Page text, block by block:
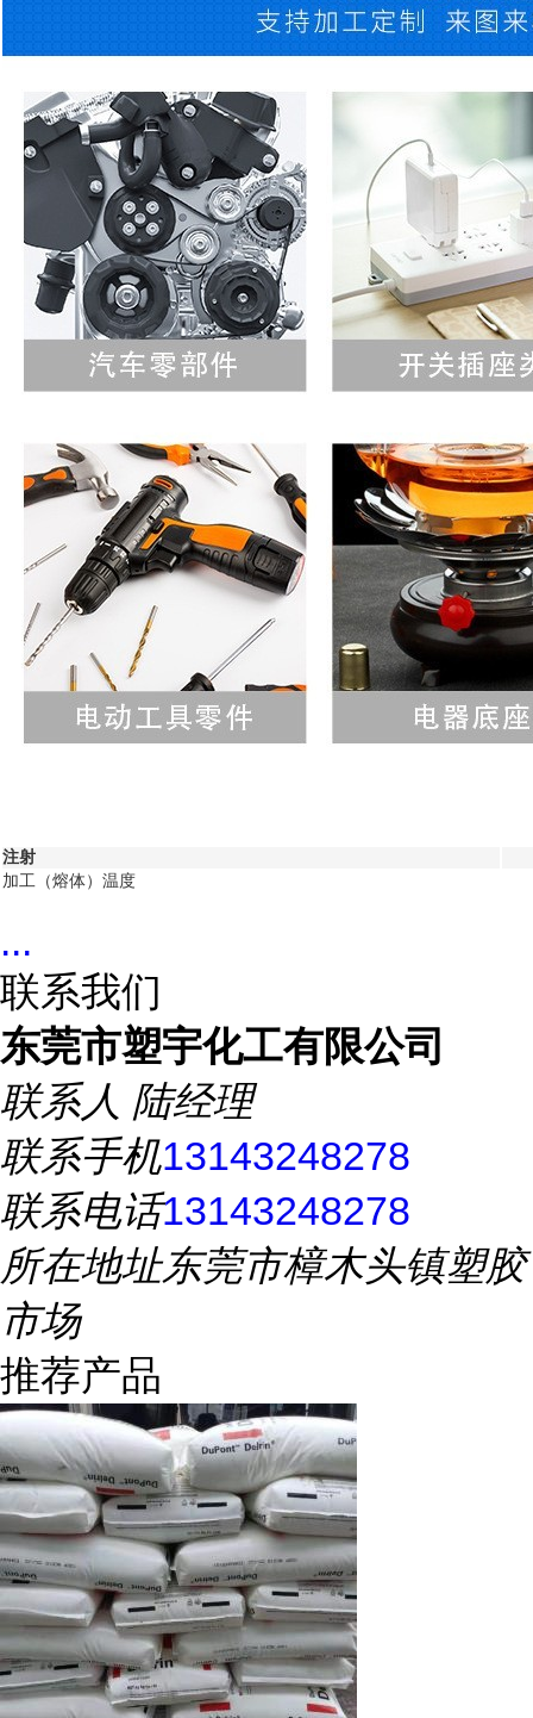
注射
加工（熔体）温度
...
联系我们
东莞市塑宇化工有限公司
联系人 陆经理
联系手机13143248278
联系电话13143248278
所在地址东莞市樟木头镇塑胶
市场
推荐产品